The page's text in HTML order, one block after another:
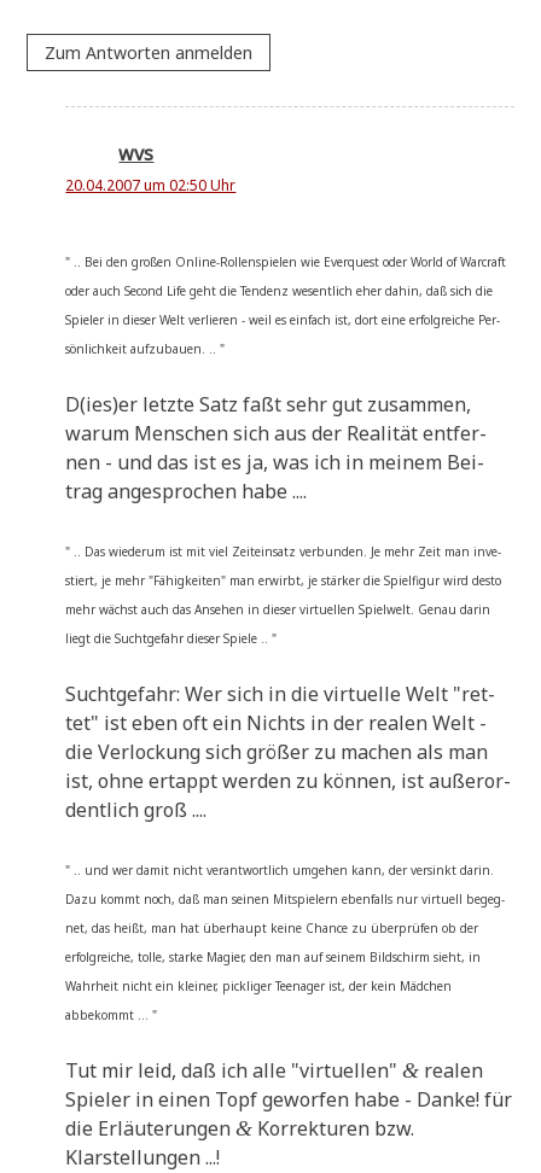
Zum Antworten anmelden
wvs
20.04.2007 um 02:50 Uhr
" .. Bei den gro­ßen Online-Rol­len­spie­len wie Ever­quest oder World of War­craft
oder auch Second Life geht die Ten­denz wesent­lich eher dahin, daß sich die
Spie­ler in die­ser Welt ver­lie­ren - weil es ein­fach ist, dort eine erfolg­rei­che Per­
sön­lich­keit aufzubauen. .. "
D(ies)er letz­te Satz faßt sehr gut zusam­men,
war­um Men­schen sich aus der Rea­li­tät ent­fer­
nen - und das ist es ja, was ich in mei­nem Bei­
trag ange­spro­chen habe ....
" .. Das wie­der­um ist mit viel Zeit­ein­satz ver­bun­den. Je mehr Zeit man inve­
stiert, je mehr "Fähig­kei­ten" man erwirbt, je stär­ker die Spiel­fi­gur wird desto
mehr wächst auch das Anse­hen in die­ser vir­tu­el­len Spiel­welt. Genau dar­in
liegt die Sucht­ge­fahr die­ser Spiele .. "
Sucht­ge­fahr: Wer sich in die vir­tu­el­le Welt "ret­
tet" ist eben oft ein Nichts in der rea­len Welt -
die Ver­lockung sich grö­ßer zu machen als man
ist, ohne ertappt wer­den zu kön­nen, ist außer­or­
dent­lich groß ....
" .. und wer damit nicht ver­ant­wort­lich umge­hen kann, der ver­sinkt dar­in.
Dazu kommt noch, daß man sei­nen Mit­spie­lern eben­falls nur vir­tu­ell begeg­
net, das heißt, man hat über­haupt kei­ne Chan­ce zu über­prü­fen ob der
erfolg­rei­che, tol­le, star­ke Magi­er, den man auf sei­nem Bild­schirm sieht, in
Wahr­heit nicht ein klei­ner, pick­li­ger Teen­ager ist, der kein Mäd­chen
abbekommt ... "
Tut mir leid, daß ich alle "vir­tu­el­len"& rea­len
Spie­ler in einen Topf gewor­fen habe - Dan­ke! für
die Erläu­te­run­gen& Kor­rek­tu­ren bzw.
Klarstellungen ...!